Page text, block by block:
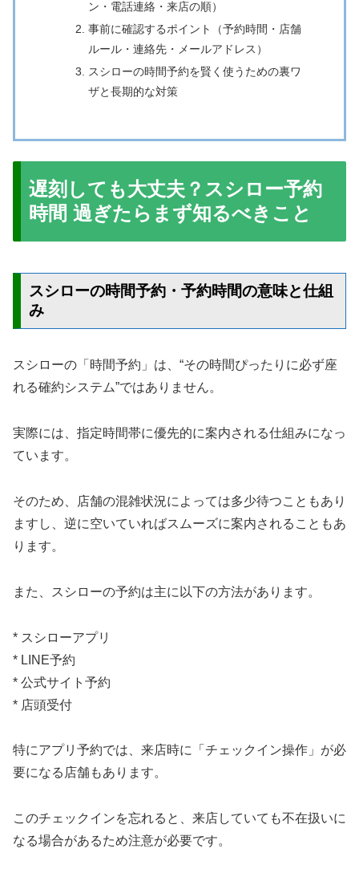
ン・電話連絡・来店の順）
事前に確認するポイント（予約時間・店舗
ルール・連絡先・メールアドレス）
スシローの時間予約を賢く使うための裏ワ
ザと長期的な対策
遅刻しても大丈夫？スシロー予約
時間 過ぎたらまず知るべきこと
スシローの時間予約・予約時間の意味と仕組
み
スシローの「時間予約」は、“その時間ぴったりに必ず座
れる確約システム”ではありません。
実際には、指定時間帯に優先的に案内される仕組みになっ
ています。
そのため、店舗の混雑状況によっては多少待つこともあり
ますし、逆に空いていればスムーズに案内されることもあ
ります。
また、スシローの予約は主に以下の方法があります。
* スシローアプリ
* LINE予約
* 公式サイト予約
* 店頭受付
特にアプリ予約では、来店時に「チェックイン操作」が必
要になる店舗もあります。
このチェックインを忘れると、来店していても不在扱いに
なる場合があるため注意が必要です。